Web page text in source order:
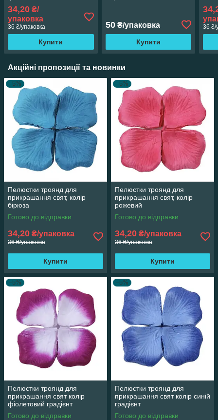
34,20 ₴/
упаковка
36 ₴/упаковка
Купити
50₴/упаковка
Купити
36 ₴/
Акційні пропозиції та новинки
–5%
Пелюстки троянд для
прикрашання свят, колір
бірюза
Готово до відправки
34,20 ₴/упаковка
36 ₴/упаковка
Купити
–5%
Пелюстки троянд для
прикрашання свят, колір
рожевий
Готово до відправки
34,20 ₴/упаковка
36 ₴/упаковка
Купити
–5%
Пелюстки троянд для
прикрашання свят колір
фіолетовий градієнт
Готово до відправки
–5%
Пелюстки троянд для
прикрашання свят колір синій
градієнт
Готово до відправки